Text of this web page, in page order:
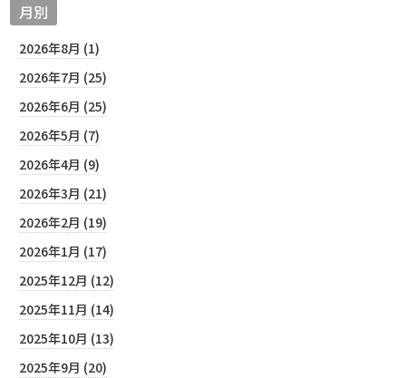
月別
2026年8月 (1)
2026年7月 (25)
2026年6月 (25)
2026年5月 (7)
2026年4月 (9)
2026年3月 (21)
2026年2月 (19)
2026年1月 (17)
2025年12月 (12)
2025年11月 (14)
2025年10月 (13)
2025年9月 (20)